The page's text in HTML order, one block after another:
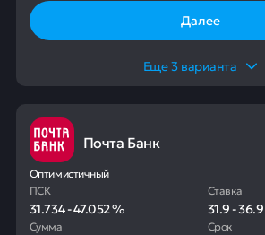
Далее
Еще3 варианта
Почта Банк
Оптимистичный
ПСК
31.734-47.052%
Ставка
31.9-36.9
Сумма Срок